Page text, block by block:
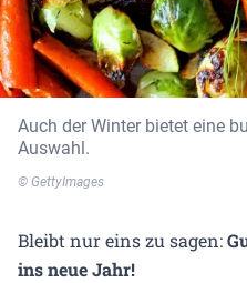
Auch der Winter bietet eine
Auswahl.
© GettyImages
Bleibt nur eins zu sagen:
ins neue Jahr!